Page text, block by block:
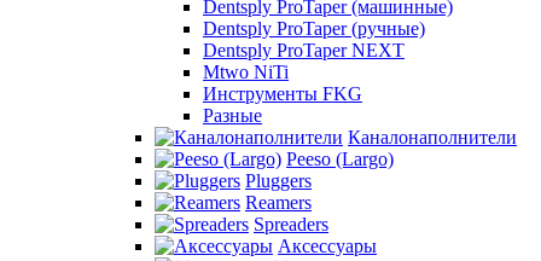
Dentsply ProTaper (машинные)
Dentsply ProTaper (ручные)
Dentsply ProTaper NEXT
Mtwo NiTi
Инструменты FKG
Разные
Каналонаполнители
Peeso (Largo)
Pluggers
Reamers
Spreaders
Аксессуары